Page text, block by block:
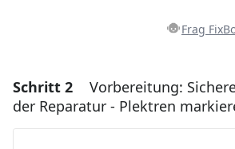
Frag
Einen Kommentar
Kommentar hinzufügen
Schritt 2
Vorbereitung:
der Reparatur - Plektren